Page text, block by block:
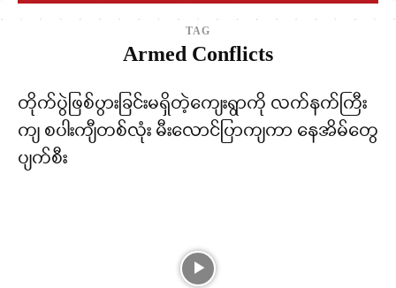
TAG
Armed Conflicts
တိုက်ပွဲဖြစ်ပွားခြင်းမရှိတဲ့ကျေးရွာကို လက်နက်ကြီး
ကျ စပါးကျီတစ်လုံး မီးလောင်ပြာကျကာ နေအိမ်တွေ
ပျက်စီး